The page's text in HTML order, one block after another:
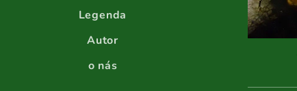
Legenda
Autor
o nás